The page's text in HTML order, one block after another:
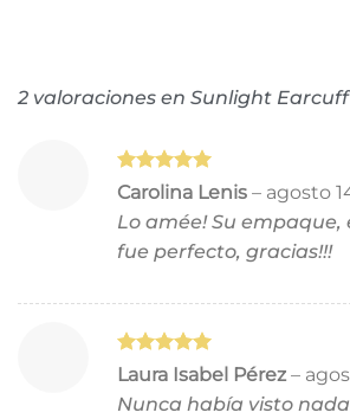
2 valoraciones en Sunlight Earcuff
Valorado
Carolina Lenis – agosto
Lo amée! Su empaque,
fue perfecto, gracias!!!
Valorado
Laura Isabel Pérez–
Nunca había visto